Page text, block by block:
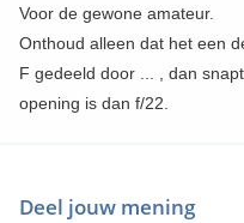
Voor de gewone amateur.
Onthoud alleen dat het een
F gedeeld door ... , dan
opening is dan f/22.
Deel jouw mening